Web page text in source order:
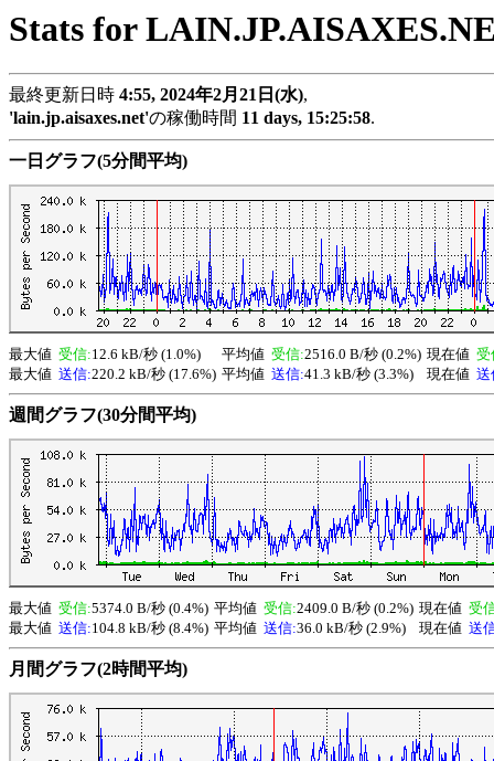
Stats for
最終更新日時 4:55, 2024年2月21日(水),
'lain.jp.aisaxes.net'の稼働時間 11 days, 15:25:58.
一日グラフ(5分間平均)
最大値 受信:12.6 kB/秒 (1.0%) 平均値 受信:2516.0 B/秒 (0.2%) 現在値 受
最大値 送信:220.2 kB/秒 (17.6%) 平均値 送信:41.3 kB/秒 (3.3%) 現在値 送
週間グラフ(30分間平均)
最大値 受信:5374.0 B/秒 (0.4%) 平均値 受信:2409.0 B/秒 (0.2%) 現在値 受
最大値 送信:104.8 kB/秒 (8.4%) 平均値 送信:36.0 kB/秒 (2.9%) 現在値 送
月間グラフ(2時間平均)